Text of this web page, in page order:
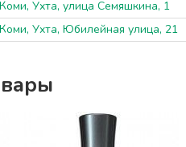
Ухта, улица Семяшкина, 1
Ухта, Юбилейная улица, 21